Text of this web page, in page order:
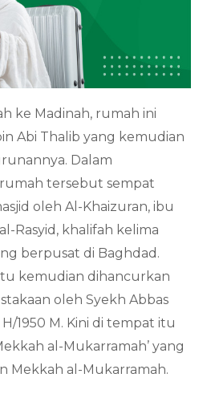
ke Madinah, rumah ini
Abi Thalib yang kemudian
Dalam
tersebut sempat
oleh Al-Khaizuran, ibu
Rasyid, khalifah kelima
berpusat di Baghdad.
kemudian dihancurkan
oleh Syekh Abbas
1950 M. Kini di tempat itu
al-Mukarramah’ yang
Mekkah al-Mukarramah.